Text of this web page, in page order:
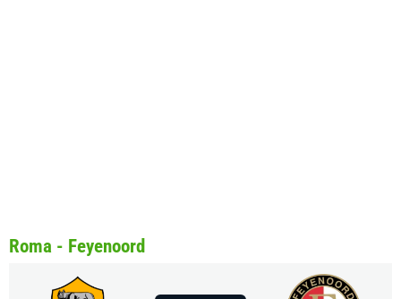
Roma - Feyenoord